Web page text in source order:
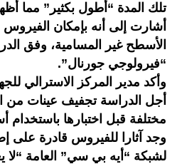
تلك المدة “أطول بكثير” مما
الأسطح غير المسامية، وفق
“فيرولوجي جورنال”. ‎
وأكد مدير المركز الاسترالي
أجل الدراسة تجفيف عينات من
مختلفة قبل اختبارها
لشبكة “أيه بي سي” العامة